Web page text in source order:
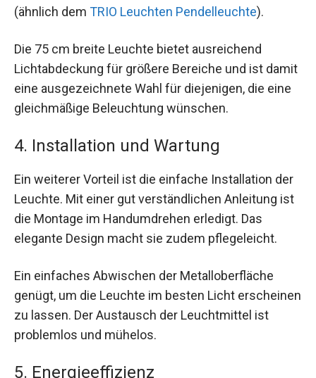
(ähnlich dem TRIO Leuchten Pendelleuchte).
Die 75 cm breite Leuchte bietet ausreichend
Lichtabdeckung für größere Bereiche und ist damit
eine ausgezeichnete Wahl für diejenigen, die eine
gleichmäßige Beleuchtung wünschen.
4. Installation und Wartung
Ein weiterer Vorteil ist die einfache Installation der
Leuchte. Mit einer gut verständlichen Anleitung ist
die Montage im Handumdrehen erledigt. Das
elegante Design macht sie zudem pflegeleicht.
Ein einfaches Abwischen der Metalloberfläche
genügt, um die Leuchte im besten Licht erscheinen
zu lassen. Der Austausch der Leuchtmittel ist
problemlos und mühelos.
5. Energieeffizienz